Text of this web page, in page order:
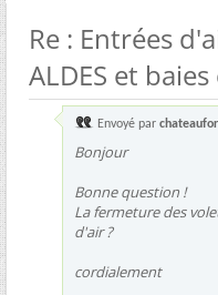
Re : Entrées
ALDES et
Envoyé par
Bonjour
Bonne question !
La fermeture des
d'air ?
cordialement